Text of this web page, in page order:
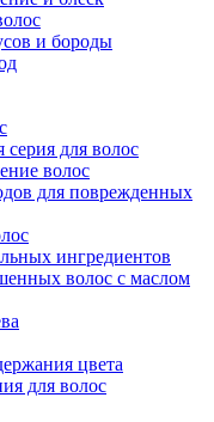
и бороды
для волос
волос
для поврежденных
ингредиентов
волос с маслом
цвета
для волос